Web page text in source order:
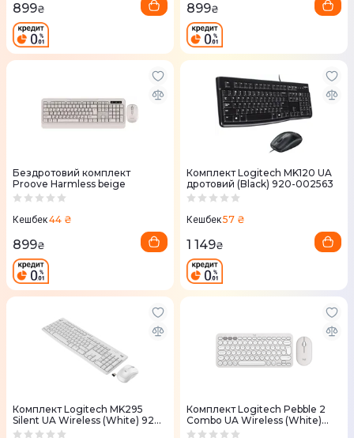
899₴ 899₴
Бездротовий комплект
Proove Harmless beige
Кешбек44 ₴
899₴
Комплект Logitech MK120 UA
дротовий (Black) 920-002563
Кешбек57 ₴
1 149₴
Комплект Logitech MK295
Silent UA Wireless (White) 920-
009824
Комплект Logitech Pebble 2
Combo UA Wireless (White)
920-012240